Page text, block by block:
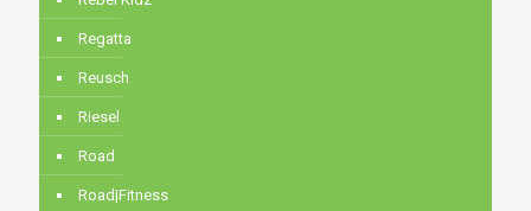
Regatta
Reusch
Riesel
Road
Road|Fitness